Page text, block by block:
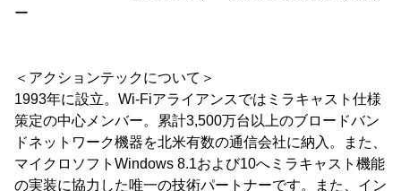
ー
＜アクションテックについて＞
1993年に設立。Wi-Fiアライアンスではミラキャスト仕様
策定の中心メンバー。累計3,500万台以上のブロードバン
ドネットワーク機器を北米有数の通信会社に納入。また、
マイクロソフトWindows 8.1および10へミラキャスト機能
の実装に協力した唯一の技術パートナーです。また、イン